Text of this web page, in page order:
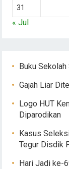
31
« Jul
Buku
Gajah Liar
Logo HUT
Diparodikan
Kasus
Tegur Disdik
Hari Jadi ke-